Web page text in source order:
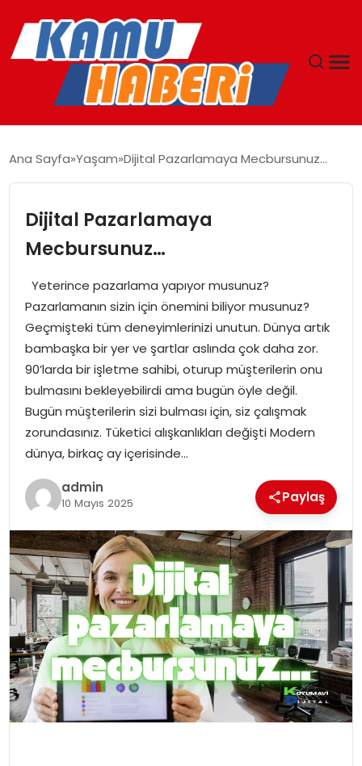
YAŞAM
GÜNCEL
EKONOMI
SPOR
TEKNOLOJI
EĞITIM
GENEL
Ana Sayfa Yaşam Dijital Pazarlamaya Mecbursunuz…
Dijital Pazarlamaya
Mecbursunuz…
Yeterince pazarlama yapıyor musunuz?
Pazarlamanın sizin için önemini biliyor musunuz?
Geçmişteki tüm deneyimlerinizi unutun. Dünya artık
bambaşka bir yer ve şartlar aslında çok daha zor.
90’larda bir işletme sahibi, oturup müşterilerin onu
bulmasını bekleyebilirdi ama bugün öyle değil.
Bugün müşterilerin sizi bulması için, siz çalışmak
zorundasınız. Tüketici alışkanlıkları değişti Modern
dünya, birkaç ay içerisinde…
admin
10 Mayıs 2025 Paylaş